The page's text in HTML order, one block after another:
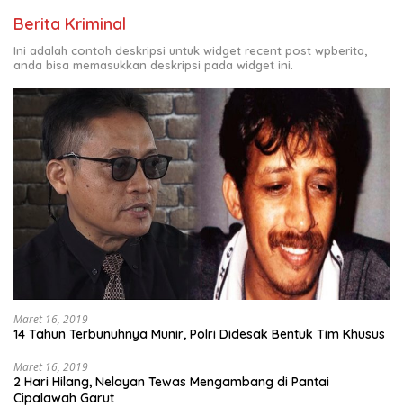
Berita Kriminal
Ini adalah contoh deskripsi untuk widget recent post wpberita,
anda bisa memasukkan deskripsi pada widget ini.
Maret 16, 2019
14 Tahun Terbunuhnya Munir, Polri Didesak Bentuk Tim Khusus
Maret 16, 2019
2 Hari Hilang, Nelayan Tewas Mengambang di Pantai
Cipalawah Garut